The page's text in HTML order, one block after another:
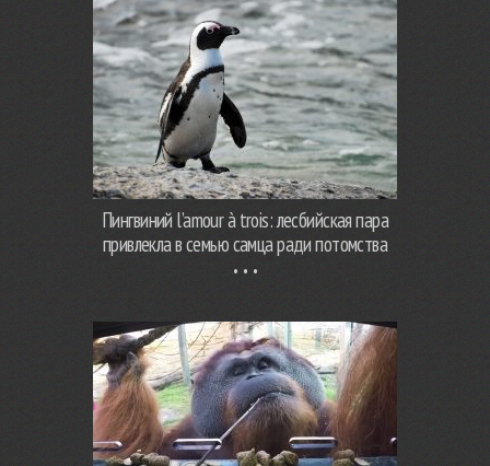
Пингвиний l’amour à trois: лесбийская пара
привлекла в семью самца ради потомства